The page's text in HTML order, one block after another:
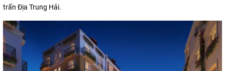
trấn Địa Trung Hải.